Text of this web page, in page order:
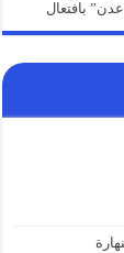
بافتعال
الأحمر؟
تكشف